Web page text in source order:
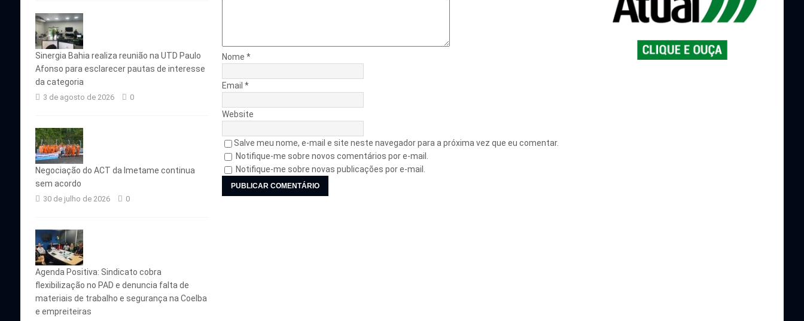
Nome*
Email*
Website
Salve meu nome, e-mail e site neste navegador para a próxima vez que eu comentar.
Notifique-me sobre novos comentários por e-mail.
Notifique-me sobre novas publicações por e-mail.
Sinergia Bahia realiza reunião na UTD Paulo
Afonso para esclarecer pautas de interesse
da categoria
3 de agosto de 2026 0
Negociação do ACT da Imetame continua
sem acordo
30 de julho de 2026 0
Agenda Positiva: Sindicato cobra
flexibilização no PAD e denuncia falta de
materiais de trabalho e segurança na Coelba
e empreiteiras